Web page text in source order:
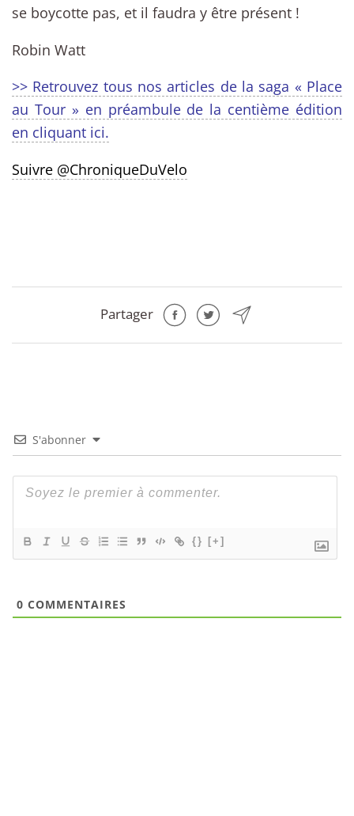
se boycotte pas, et il faudra y être présent !
Robin Watt
>> Retrouvez tous nos articles de la saga « Place
au Tour » en préambule de la centième édition
en cliquant ici.
Suivre @ChroniqueDuVelo
Partager
S'abonner
{} [+]
0 COMMENTAIRES